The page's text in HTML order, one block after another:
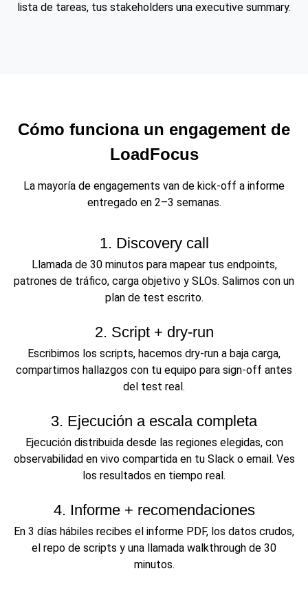
lista de tareas, tus stakeholders una executive summary.
Cómo funciona un engagement de
LoadFocus
La mayoría de engagements van de kick-off a informe
entregado en 2–3 semanas.
1. Discovery call
Llamada de 30 minutos para mapear tus endpoints,
patrones de tráfico, carga objetivo y SLOs. Salimos con un
plan de test escrito.
2. Script + dry-run
Escribimos los scripts, hacemos dry-run a baja carga,
compartimos hallazgos con tu equipo para sign-off antes
del test real.
3. Ejecución a escala completa
Ejecución distribuida desde las regiones elegidas, con
observabilidad en vivo compartida en tu Slack o email. Ves
los resultados en tiempo real.
4. Informe + recomendaciones
En 3 días hábiles recibes el informe PDF, los datos crudos,
el repo de scripts y una llamada walkthrough de 30
minutos.